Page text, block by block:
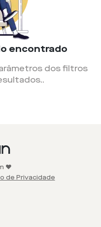
encontrado
dos filtros
.
❤️
de Privacidade